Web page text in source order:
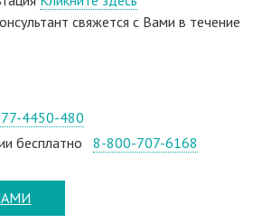
свяжeтся с Вами в течение
4450-480
бесплатно8-800-707-6168